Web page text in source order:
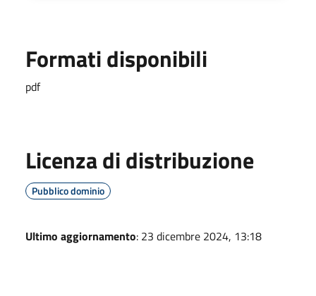
Formati disponibili
pdf
Licenza di distribuzione
Pubblico dominio
Ultimo aggiornamento: 23 dicembre 2024, 13:18